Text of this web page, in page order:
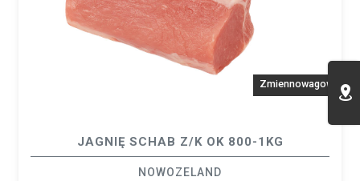
Zmiennowagowy
JAGNIĘ SCHAB Z/K OK 800-1KG
NOWOZELAND